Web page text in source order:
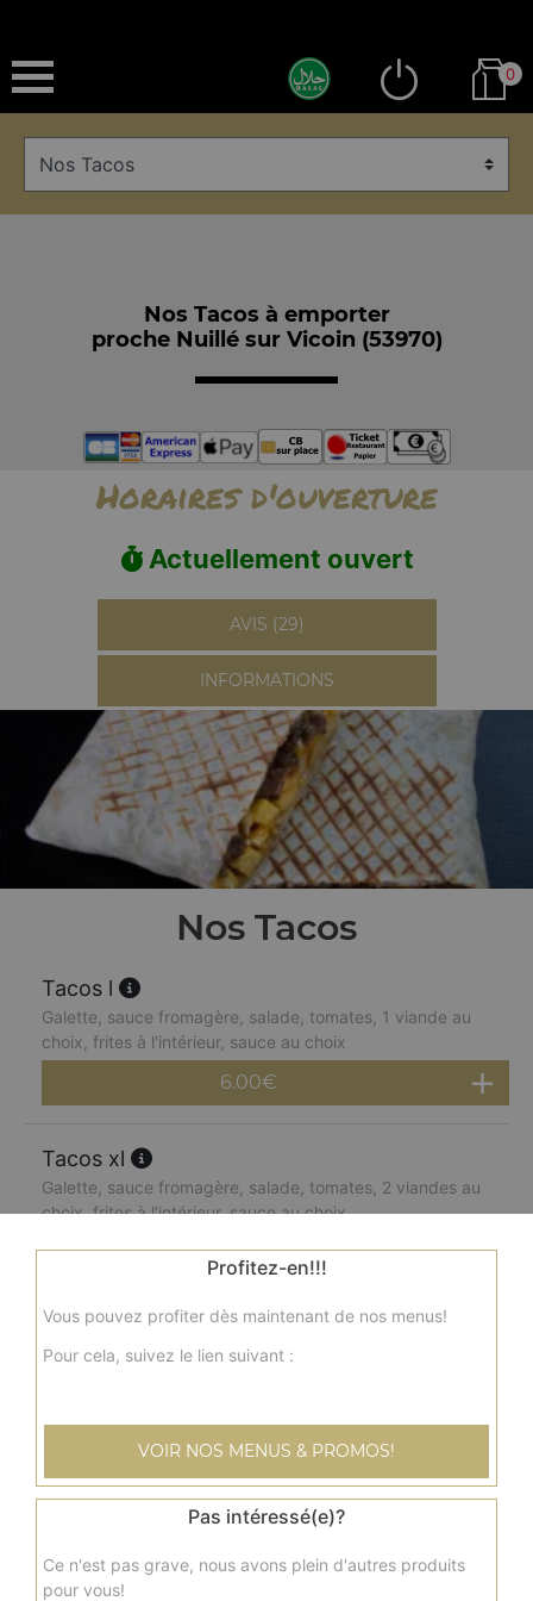
0
Nos Tacos à emporter
proche Nuillé sur Vicoin (53970)
Horaires d'ouverture
Actuellement ouvert
AVIS (29)
INFORMATIONS
Nos Tacos
Tacos l
Galette, sauce fromagère, salade, tomates, 1 viande au
choix, frites à l'intérieur, sauce au choix
6.00€
Tacos xl
Galette, sauce fromagère, salade, tomates, 2 viandes au
choix, frites à l'intérieur, sauce au choix
7.50€
Tacos xxl
Double galette, sauce fromagère, salade, tomates, 3
10.00€
Menu tacos l
Galette, sauce fromagère, salade, tomates, 1 viande au
33 cl
Profitez-en!!!
Vous pouvez profiter dès maintenant de nos menus!
Pour cela, suivez le lien suivant :
VOIR NOS MENUS & PROMOS!
Pas intéressé(e)?
Ce n'est pas grave, nous avons plein d'autres produits
pour vous!